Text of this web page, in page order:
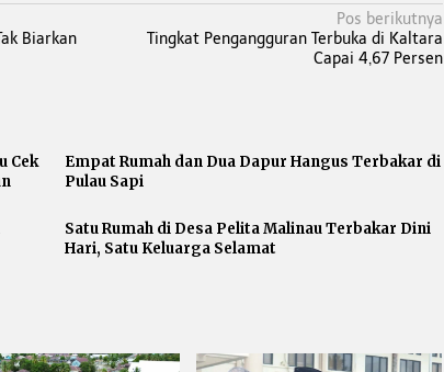
Biarkan
Pos berikutnya
Tingkat Pengangguran Terbuka di Kaltara
Capai 4,67 Persen
Cek
Empat Rumah dan Dua Dapur Hangus Terbakar di
Pulau Sapi
Satu Rumah di Desa Pelita Malinau Terbakar Dini
Hari, Satu Keluarga Selamat